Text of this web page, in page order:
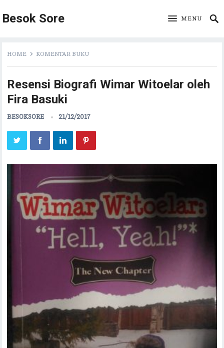
Besok Sore MENU
HOME KOMENTAR BUKU
Resensi Biografi Wimar Witoelar oleh
Fira Basuki
BESOKSORE 21/12/2017